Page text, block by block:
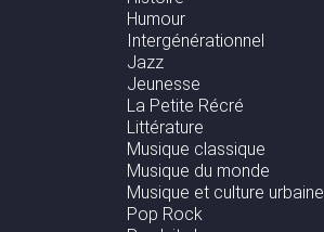
Humour
Intergénérationnel
Jazz
Jeunesse
La Petite Récré
Littérature
Musique classique
Musique du monde
Musique et culture urbaine
Pop Rock